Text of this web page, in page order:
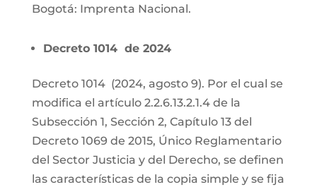
Bogotá: Imprenta Nacional.
Decreto 1014 de 2024
Decreto 1014 (2024, agosto 9). Por el cual se
modifica el artículo 2.2.6.13.2.1.4 de la
Subsección 1, Sección 2, Capítulo 13 del
Decreto 1069 de 2015, Único Reglamentario
del Sector Justicia y del Derecho, se definen
las características de la copia simple y se fija